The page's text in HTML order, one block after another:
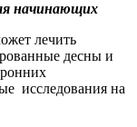
начинающих
лечить
десны и
исследования на